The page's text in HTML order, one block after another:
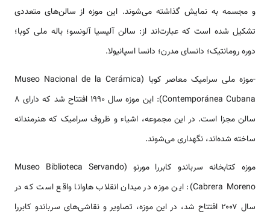
و مجسمه به نمایش گذاشته می‌شوند. این موزه از سالن‌های متعددی
تشکیل شده است که عبارت‌اند از: سالن آلیسیا آلونسو؛ باله ملی کوبا؛
دوره رومانتیک؛ دانسای مدرن؛ دانسا اسپانیولا.
-موزه ملی سرامیک معاصر کوبا (Museo Nacional de la Cerámica
Contemporánea Cubana): این موزه سال ۱۹۹۰ افتتاح شد که دارای ۸
سالن مجزا است. در این مجموعه، اشیاء و ظروف سرامیک که هنرمندانه
ساخته شده‌اند، نگهداری می‌شوند.
موزه کتابخانه سرباندو کابررا مورنو (Museo Biblioteca Servando
Cabrera Moreno): این موزه در میدان انقلاب هاوانا واقع است که در
سال ۲۰۰۷ افتتاح شد، در این موزه، تصاویر و نقاشی‌های سرباندو کابررا